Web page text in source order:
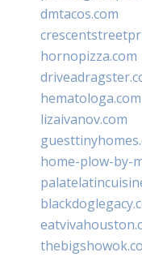
dmtacos.com
hornopizza.com
hematologa.com
lizaivanov.com
home-plow-by-